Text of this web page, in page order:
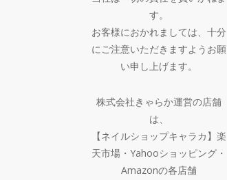
す。
お客様におかれましては、十分
にご注意いただきますようお願
い申し上げます。
株式会社きゃらか運営の店舗
は、
【ネイルショップキャラカ】楽
天市場・Yahooショッピング・
Amazonの各店舗